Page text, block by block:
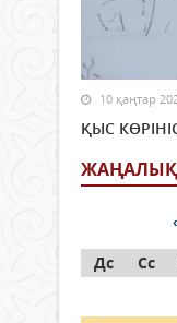
10 қаңтар
ҚЫС
Дс
Сс